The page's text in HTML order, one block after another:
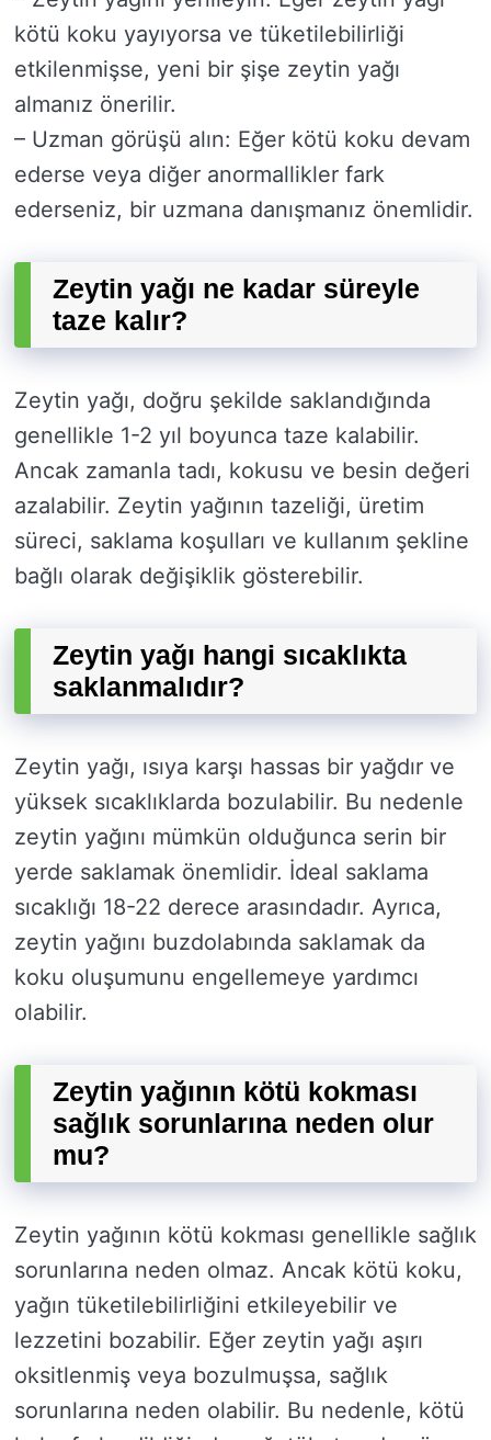
kötü koku yayıyorsa ve tüketilebilirliği
etkilenmişse, yeni bir şişe zeytin yağı
almanız önerilir.
– Uzman görüşü alın: Eğer kötü koku devam
ederse veya diğer anormallikler fark
ederseniz, bir uzmana danışmanız önemlidir.
Zeytin yağı ne kadar süreyle
taze kalır?
Zeytin yağı, doğru şekilde saklandığında
genellikle 1-2 yıl boyunca taze kalabilir.
Ancak zamanla tadı, kokusu ve besin değeri
azalabilir. Zeytin yağının tazeliği, üretim
süreci, saklama koşulları ve kullanım şekline
bağlı olarak değişiklik gösterebilir.
Zeytin yağı hangi sıcaklıkta
saklanmalıdır?
Zeytin yağı, ısıya karşı hassas bir yağdır ve
yüksek sıcaklıklarda bozulabilir. Bu nedenle
zeytin yağını mümkün olduğunca serin bir
yerde saklamak önemlidir. İdeal saklama
sıcaklığı 18-22 derece arasındadır. Ayrıca,
zeytin yağını buzdolabında saklamak da
koku oluşumunu engellemeye yardımcı
olabilir.
Zeytin yağının kötü kokması
sağlık sorunlarına neden olur
mu?
Zeytin yağının kötü kokması genellikle sağlık
sorunlarına neden olmaz. Ancak kötü koku,
yağın tüketilebilirliğini etkileyebilir ve
lezzetini bozabilir. Eğer zeytin yağı aşırı
oksitlenmiş veya bozulmuşsa, sağlık
sorunlarına neden olabilir. Bu nedenle, kötü